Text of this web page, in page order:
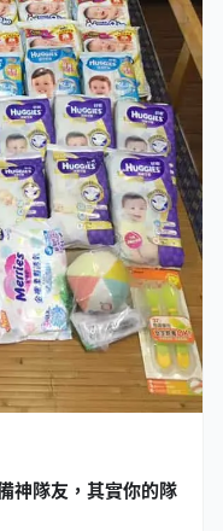
神隊友，其實你的隊